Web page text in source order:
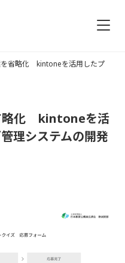
を省略化 kintoneを活用したプ
略化 kintoneを活
理システムの開発